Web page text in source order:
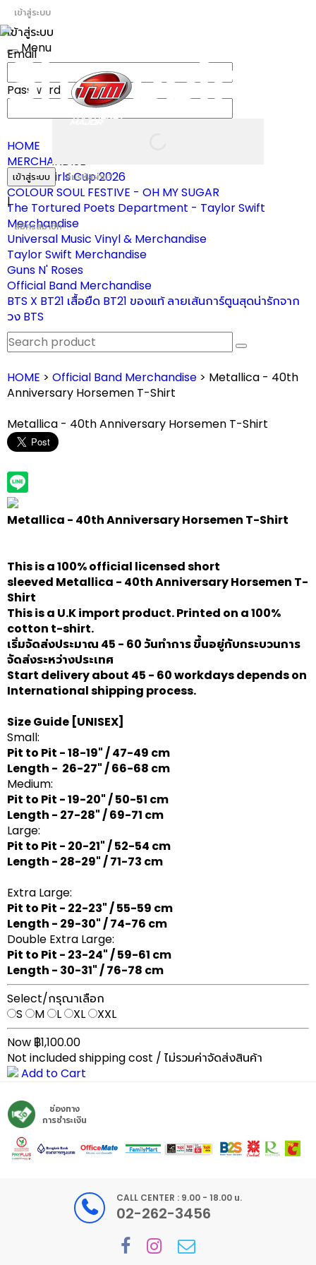
เข้าสู่ระบบ
เข้าสู่ระบบ
Email
Password
เข้าสู่ระบบ ลืมรหัสผ่าน?
|
สมัครสมาชิก
Toggle
Menu
HOME
MERCHANDISE
ผ้าเชียร์ Girls Cup 2026
COLOUR SOUL FESTIVE - OH MY SUGAR
The Tortured Poets Department - Taylor Swift
Merchandise
Universal Music Vinyl & Merchandise
Taylor Swift Merchandise
Guns N' Roses
Official Band Merchandise
BTS X BT21 เสื้อยืด BT21 ของแท้ ลายเส้นการ์ตูนสุดน่ารักจาก
วง BTS
HOME > Official Band Merchandise > Metallica - 40th
Anniversary Horsemen T-Shirt
Metallica - 40th Anniversary Horsemen T-Shirt
Metallica - 40th Anniversary Horsemen T-Shirt
This is a 100% official licensed short
sleeved Metallica - 40th Anniversary Horsemen T-
Shirt
This is a U.K import product. Printed on a 100%
cotton t-shirt.
เริ่มจัดส่งประมาณ 45 - 60 วันทำการ ขึ้นอยู่กับกระบวนการ
จัดส่งระหว่างประเทศ
Start delivery about 45 - 60 workdays depends on
International shipping process.
Size Guide [UNISEX]
Small:
Pit to Pit - 18-19" / 47-49 cm
Length - 26-27" / 66-68 cm
Medium:
Pit to Pit - 19-20" / 50-51 cm
Length - 27-28" / 69-71 cm
Large:
Pit to Pit - 20-21" / 52-54 cm
Length - 28-29" / 71-73 cm
Extra Large:
Pit to Pit - 22-23" / 55-59 cm
Length - 29-30" / 74-76 cm
Double Extra Large:
Pit to Pit - 23-24" / 59-61 cm
Length - 30-31" / 76-78 cm
Select/กรุณาเลือก
S
M L XL
XXL
Now ฿1,100.00
Not included shipping cost / ไม่รวมค่าจัดส่งสินค้า
Add to Cart
ช่องทาง
การชำระเงิน
CALL CENTER : 9.00 - 18.00 น.
02-262-3456